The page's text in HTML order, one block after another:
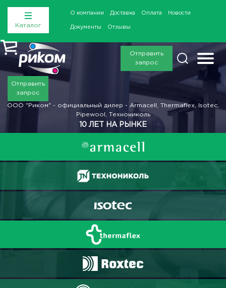
Каталог
О компании Доставка Оплата Новости
Документы Отзывы
Отправить
запрос
Отправить
запрос
ООО "Риком" - официальный дилер - Armacell, Thermaflex, Isotec,
Pipewool, Технониколь
10 ЛЕТ НА РЫНКЕ